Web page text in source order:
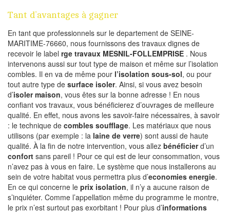
Tant d’avantages à gagner
En tant que professionnels sur le departement de SEINE-
MARITIME-76660, nous fournissons des travaux dignes de
recevoir le label rge travaux MESNIL-FOLLEMPRISE . Nous
intervenons aussi sur tout type de maison et même sur l’isolation
combles. Il en va de même pour l’isolation sous-sol, ou pour
tout autre type de surface isoler. Ainsi, si vous avez besoin
d’isoler maison, vous êtes sur la bonne adresse ! En nous
confiant vos travaux, vous bénéficierez d’ouvrages de meilleure
qualité. En effet, nous avons les savoir-faire nécessaires, à savoir
: le technique de combles soufflage. Les matériaux que nous
utilisons (par exemple : la laine de verre) sont aussi de haute
qualité. À la fin de notre intervention, vous allez bénéficierd’un
confort sans pareil ! Pour ce qui est de leur consommation, vous
n’avez pas à vous en faire. Le système que nous installerons au
sein de votre habitat vous permettra plus d’economies energie.
En ce qui concerne le prix isolation, il n’y a aucune raison de
s’inquiéter. Comme l’appellation même du programme le montre,
le prix n’est surtout pas exorbitant ! Pour plus d’informations